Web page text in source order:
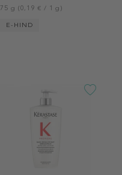
75 g (0,19 € / 1 g)
E-HIND